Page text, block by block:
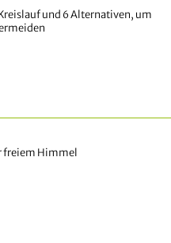
und 6 Alternativen, um
freiem Himmel